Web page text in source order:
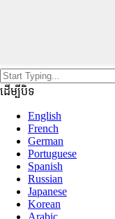
ដើម្បីបិទ
English
French
German
Portuguese
Spanish
Russian
Japanese
Korean
Arabic